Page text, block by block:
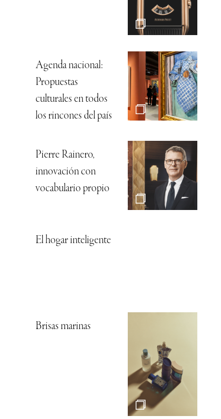
Agenda nacional:
Propuestas
culturales en todos
los rincones del país
Pierre Rainero,
innovación con
vocabulario propio
El hogar inteligente
Brisas marinas